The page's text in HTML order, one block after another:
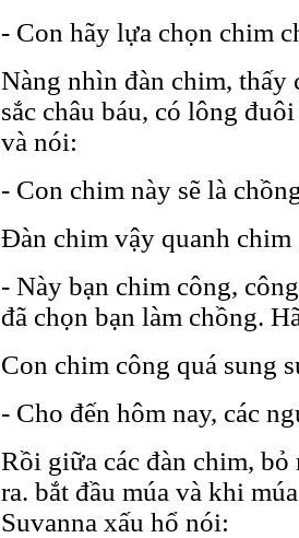
- Con hãy lựa chọn chim
Nàng nhìn đàn chim, thấy
sắc châu báu, có lông
và nói:
- Con chim này sẽ là
Ðàn chim vậy quanh
- Này bạn chim công,
đã chọn bạn làm chồng.
Con chim công quá sung
- Cho đến hôm nay, các
Rồi giữa các đàn chim,
ra. bắt đầu múa và khi
Suvanna xấu hổ nói: